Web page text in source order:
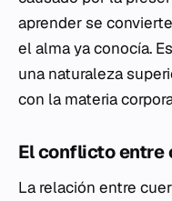
aprender se
el alma ya conocía.
una naturaleza
con la materia
El conflicto entre
La relación entre